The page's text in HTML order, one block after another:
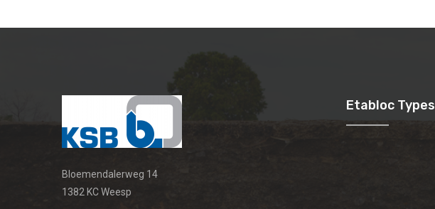
Bloemendalerweg 14
1382 KC Weesp
Etabloc Types